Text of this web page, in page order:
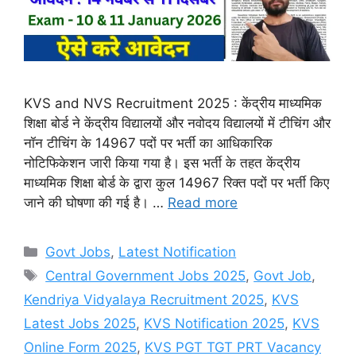
KVS and NVS Recruitment 2025 : केंद्रीय माध्यमिक
शिक्षा बोर्ड ने केंद्रीय विद्यालयों और नवोदय विद्यालयों में टीचिंग और
नॉन टीचिंग के 14967 पदों पर भर्ती का आधिकारिक
नोटिफिकेशन जारी किया गया है। इस भर्ती के तहत केंद्रीय
माध्यमिक शिक्षा बोर्ड के द्वारा कुल 14967 रिक्त पदों पर भर्ती किए
जाने की घोषणा की गई है। … Read more
Categories
Govt Jobs, Latest Notification
Tags
Central Government Jobs 2025, Govt Job,
Kendriya Vidyalaya Recruitment 2025, KVS
Latest Jobs 2025, KVS Notification 2025, KVS
Online Form 2025, KVS PGT TGT PRT Vacancy